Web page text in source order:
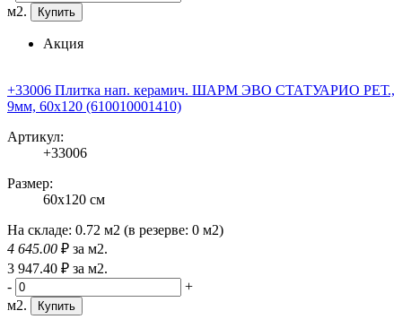
м2.
Купить
Акция
+33006 Плитка нап. керамич. ШАРМ ЭВО СТАТУАРИО РЕТ.,
9мм, 60x120 (610010001410)
Артикул:
+33006
Размер:
60x120 см
На складе: 0.72 м2 (в резерве: 0 м2)
4 645.00 ₽ за м2.
3 947.40 ₽ за м2.
-
+
м2.
Купить